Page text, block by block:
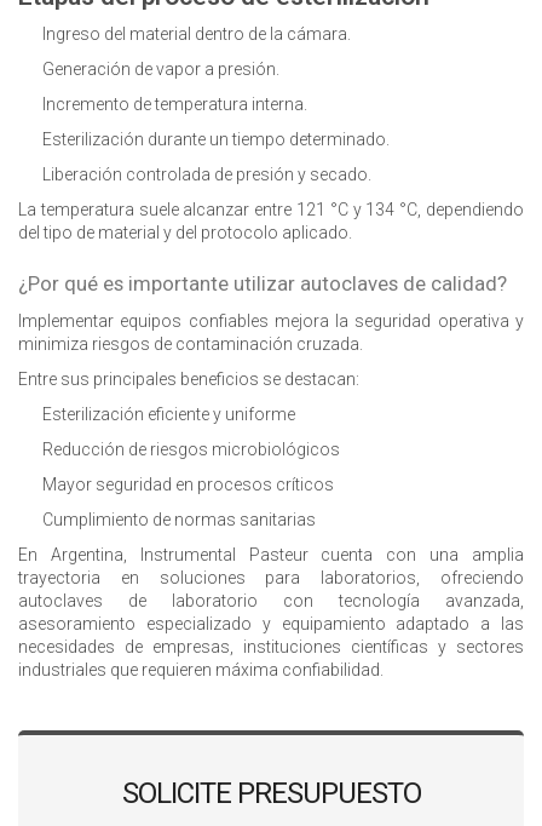
Ingreso del material dentro de la cámara.
Generación de vapor a presión.
Incremento de temperatura interna.
Esterilización durante un tiempo determinado.
Liberación controlada de presión y secado.
La temperatura suele alcanzar entre 121 °C y 134 °C, dependiendo
del tipo de material y del protocolo aplicado.
¿Por qué es importante utilizar autoclaves de calidad?
Implementar equipos confiables mejora la seguridad operativa y
minimiza riesgos de contaminación cruzada.
Entre sus principales beneficios se destacan:
Esterilización eficiente y uniforme
Reducción de riesgos microbiológicos
Mayor seguridad en procesos críticos
Cumplimiento de normas sanitarias
En Argentina, Instrumental Pasteur cuenta con una amplia
trayectoria en soluciones para laboratorios, ofreciendo
autoclaves de laboratorio con tecnología avanzada,
asesoramiento especializado y equipamiento adaptado a las
necesidades de empresas, instituciones científicas y sectores
industriales que requieren máxima confiabilidad.
SOLICITE PRESUPUESTO